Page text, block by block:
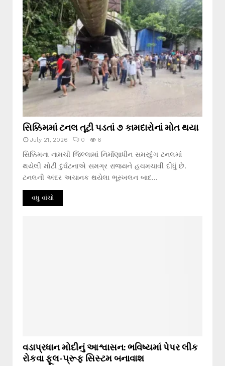
સિક્કિમમાં ટનલ તૂટી પડતાં ૭ કામદારોનાં મોત થયા
July 21, 2026 0 6
સિક્કિમના નામચી જિલ્લામાં નિર્માણાધીન સમરદુંગ ટનલમાં
થયેલી મોટી દુર્ઘટનાએ સમગ્ર રાજ્યને હચમચાવી દીધું છે.
ટનલની અંદર અચાનક થયેલા ભૂસ્ખલન બાદ...
વધુ વાંચો
વડાપ્રધાન મોદીનું આશ્વાસન: ભવિષ્યમાં પેપર લીક
રોકવા ફૂલ-પ્રૂફ સિસ્ટમ બનાવાશ